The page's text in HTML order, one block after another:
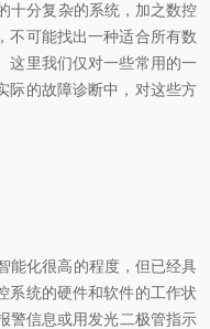
十分复杂的系统，加之数控
不可能找出一种适合所有数
这里我们仅对一些常用的一
际的故障诊断中，对这些方
能化很高的程度，但已经具
系统的硬件和软件的工作状
警信息或用发光二极管指示